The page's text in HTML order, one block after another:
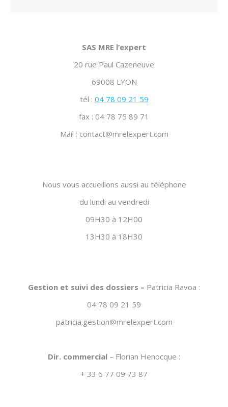
SAS MRE l’expert
20 rue Paul Cazeneuve
69008 LYON
tél : 04 78 09 21 59
fax : 04 78 75 89 71
Mail : contact@mrelexpert.com
Nous vous accueillons aussi au téléphone
du lundi au vendredi
09H30 à 12H00
13H30 à 18H30
Gestion et suivi des dossiers – Patricia Ravoa :
04 78 09 21 59
patricia.gestion@mrelexpert.com
Dir. commercial – Florian Henocque :
+ 33 6 77 09 73 87